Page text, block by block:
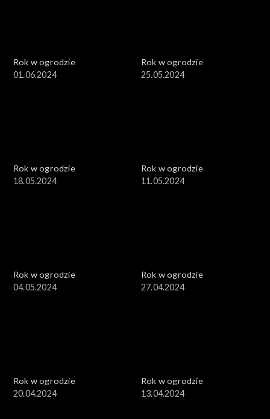
Rok w ogrodzie
01.06.2024
Rok w ogrodzie
25.05.2024
Rok w ogrodzie
18.05.2024
Rok w ogrodzie
11.05.2024
Rok w ogrodzie
04.05.2024
Rok w ogrodzie
27.04.2024
Rok w ogrodzie
20.04.2024
Rok w ogrodzie
13.04.2024